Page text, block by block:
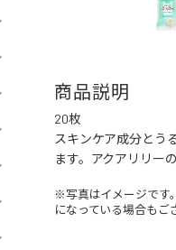
商品説明
20枚
スキンケア成分とう
ます。アクアリリーの
※写真はイメージです
になっている場合もご